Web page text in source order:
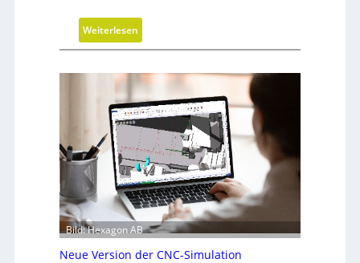
c
ä
t
s
f
ü
h
r
n
g
Weiterlesen
F
r
s
c
h
r
i
t
e
b
Bild: Hexagon AB
Neue Version der CNC-Simulation